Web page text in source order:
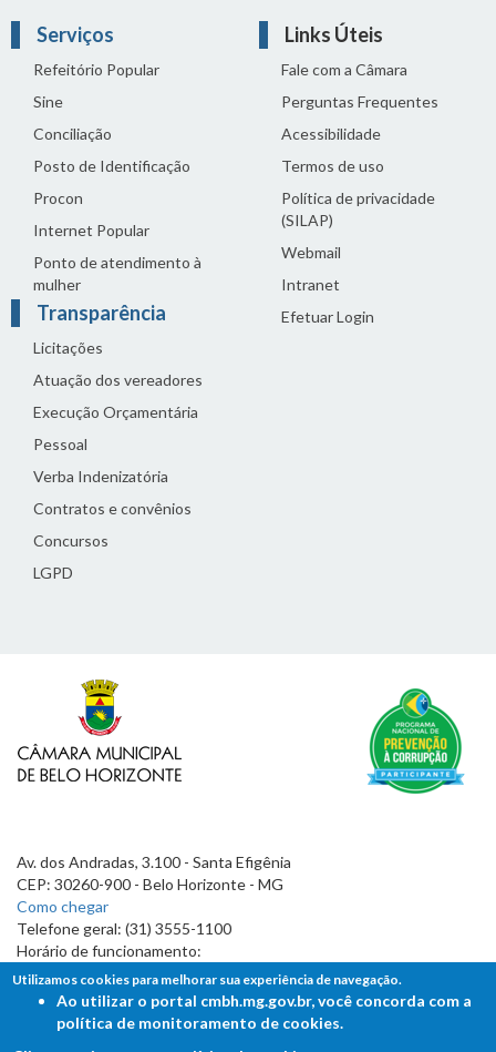
Serviços
Refeitório Popular
Sine
Conciliação
Posto de Identificação
Procon
Internet Popular
Ponto de atendimento à
mulher
Transparência
Licitações
Atuação dos vereadores
Execução Orçamentária
Pessoal
Verba Indenizatória
Contratos e convênios
Concursos
LGPD
Links Úteis
Fale com a Câmara
Perguntas Frequentes
Acessibilidade
Termos de uso
Política de privacidade
(SILAP)
Webmail
Intranet
Efetuar Login
Av. dos Andradas, 3.100 - Santa Efigênia
CEP: 30260-900 - Belo Horizonte - MG
Como chegar
Telefone geral: (31) 3555-1100
Horário de funcionamento:
7h às 19h
Utilizamos cookies para melhorar sua experiência de navegação.
Ao utilizar o portal cmbh.mg.gov.br, você concorda com a
política de monitoramento de cookies.